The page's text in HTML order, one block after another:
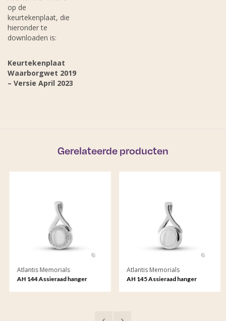
op de
keurtekenplaat, die
hieronder te
downloaden is:
Keurtekenplaat
Waarborgwet 2019
– Versie April 2023
Gerelateerde producten
Atlantis Memorials
AH 144 Assieraad hanger
Atlantis Memorials
AH 145 Assieraad hanger